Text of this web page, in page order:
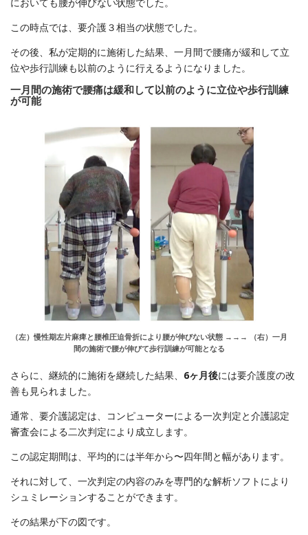
この時点では、要介護３相当の状態でした。
その後、私が定期的に施術した結果、一月間で腰痛が緩和して立
位や歩行訓練も以前のように行えるようになりました。
一月間の施術で腰痛は緩和して以前のように立位や歩行訓練
が可能
（左）慢性期左片麻痺と腰椎圧迫骨折により腰が伸びない状態 →→→ （右）一月
間の施術で腰が伸びて歩行訓練が可能となる
さらに、継続的に施術を継続した結果、 6ヶ月後には要介護度の改
善も見られました。
通常、要介護認定は、コンピューターによる一次判定と介護認定
審査会による二次判定により成立します。
この認定期間は、平均的には半年から〜四年間と幅があります。
それに対して、一次判定の内容のみを専門的な解析ソフトにより
シュミレーションすることができます。
その結果が下の図です。